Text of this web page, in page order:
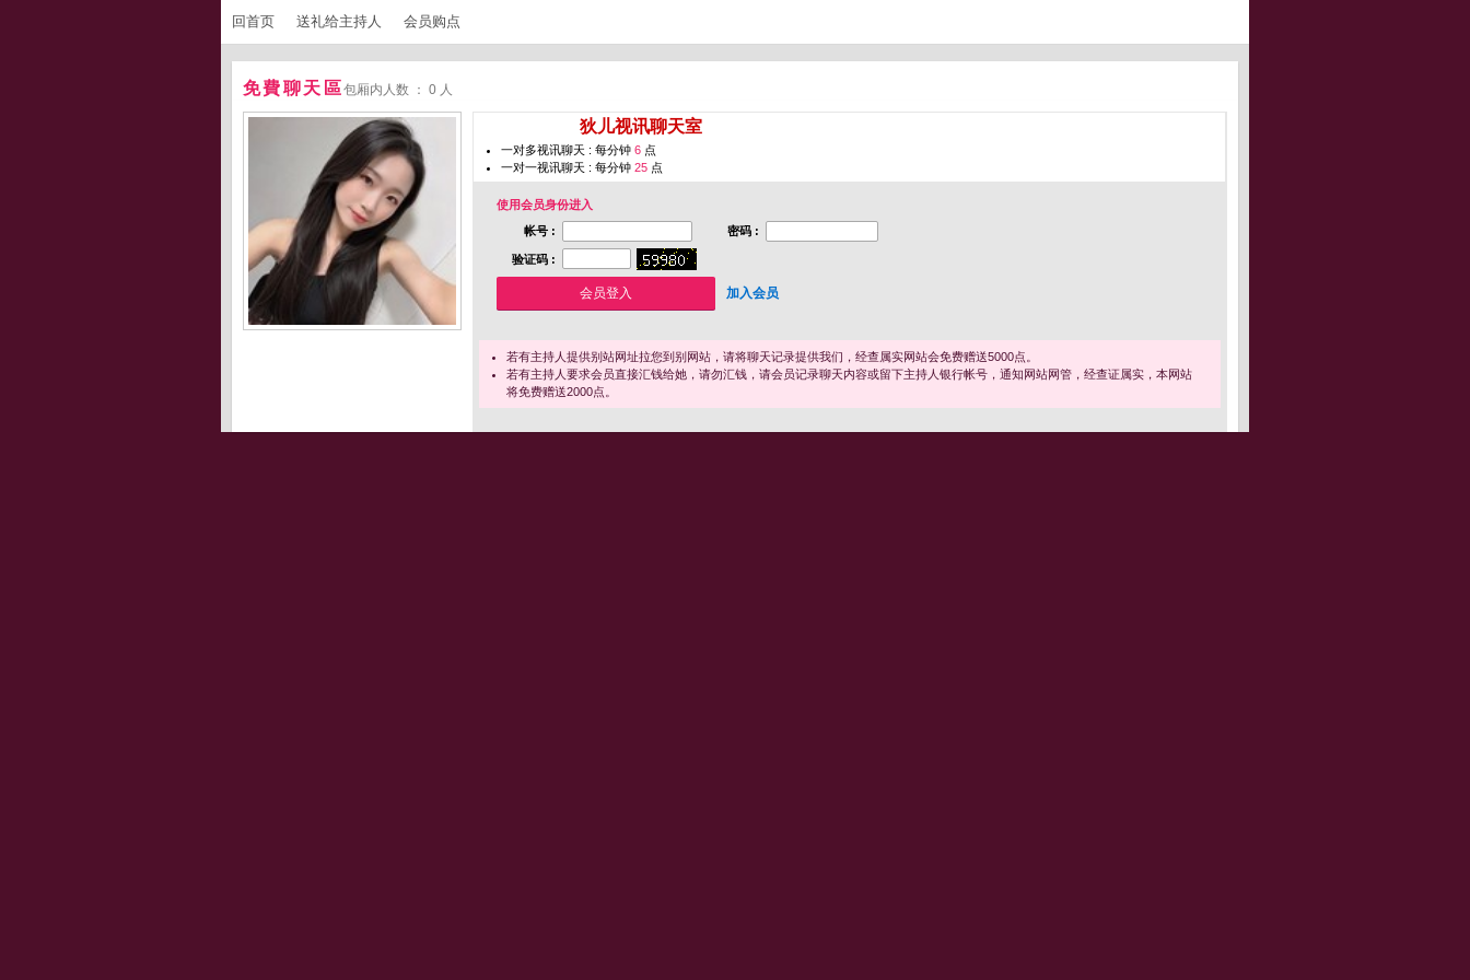
回首页 送礼给主持人 会员购点
免費聊天區包厢内人数 ： 0 人
狄儿视讯聊天室
一对多视讯聊天 : 每分钟 6 点
一对一视讯聊天 : 每分钟 25 点
使用会员身份进入
帐号 :
密码 :
验证码 :
加入会员
若有主持人提供别站网址拉您到别网站，请将聊天记录提供我们，经查属实网站会免费赠送5000点。
若有主持人要求会员直接汇钱给她，请勿汇钱，请会员记录聊天内容或留下主持人银行帐号，通知网站网管，经查证属实，本网站
将免费赠送2000点。